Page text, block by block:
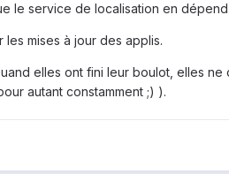
le service de localisation en
mises à jour des applis.
elles ont fini leur boulot, elles
autant constamment ;) ).